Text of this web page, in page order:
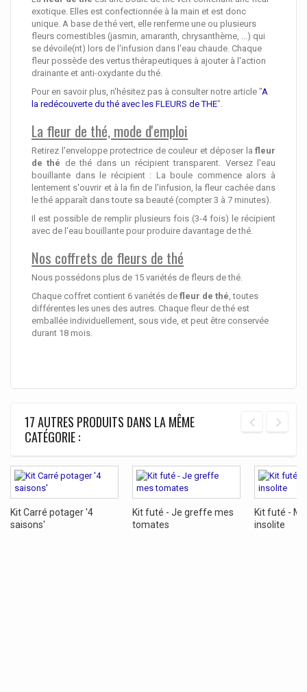
exotique. Elles est confectionnée à la main et est donc
unique. A base de thé vert, elle renferme une ou plusieurs
fleurs comestibles (jasmin, amaranth, chrysanthème, ...) qui
se dévoile(nt) lors de l'infusion dans l'eau chaude. Chaque
fleur possède des vertus thérapeutiques à ajouter à l'action
drainante et anti-oxydante du thé.
Pour en savoir plus, n'hésitez pas à consulter notre article "A
la redécouverte du thé avec les FLEURS de THE".
La fleur de thé, mode d'emploi
Retirez l'enveloppe protectrice de couleur et déposer la fleur
de thé de thé dans un récipient transparent. Versez l'eau
bouillante dans le récipient : La boule commence alors à
lentement s'ouvrir et à la fin de l'infusion, la fleur cachée dans
le thé apparaît dans toute sa beauté (compter 3 à 7 minutes).
Il est possible de remplir plusieurs fois (3-4 fois) le récipient
avec de l'eau bouillante pour produire davantage de thé.
Nos coffrets de fleurs de thé
Nous possédons plus de 15 variétés de fleurs de thé.
Chaque coffret contient 6 variétés de fleur de thé , toutes
différentes les unes des autres. Chaque fleur de thé est
emballée individuellement, sous vide, et peut être conservée
durant 18 mois.
17 AUTRES PRODUITS DANS LA MÊME
CATÉGORIE :
Kit Carré potager '4
saisons'
Kit futé - Je greffe mes
tomates
Kit futé -
insolite